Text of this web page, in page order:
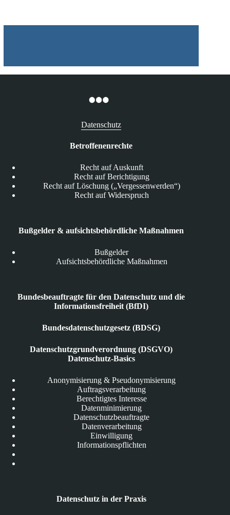
Datenschutz
Betroffenenrechte
Recht auf Auskunft
Recht auf Berichtigung
Recht auf Löschung („Vergessenwerden“)
Recht auf Widerspruch
Bußgelder & aufsichtsbehördliche Maßnahmen
Bußgelder
Aufsichtsbehördliche Maßnahmen
Bundesbeauftragte für den Datenschutz und die
Informationsfreiheit (BfDI)
Bundesdatenschutzgesetz (BDSG)
Datenschutzgrundverordnung (DSGVO)
Datenschutz-Basics
Anonymisierung & Pseudonymisierung
Auftragsverarbeitung
Berechtigtes Interesse
Datenminimierung
Datenschutzbeauftragte
Datenverarbeitung
Einwilligung
Informationspflichten
Datenschutz in der Praxis